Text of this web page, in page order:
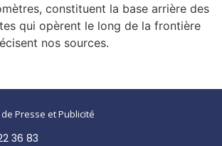
constituent la base arrière des
qui opèrent le long de la frontière
nos sources.
Presse et Publicité
36 83